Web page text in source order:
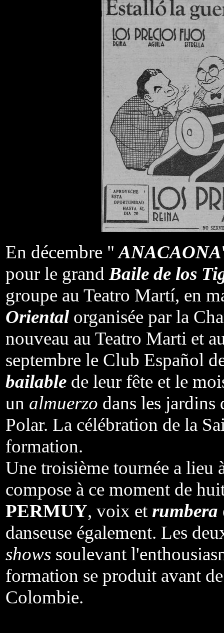
En décembre "ANACAONA
pour le grand Baile de los
groupe au Teatro Martí, en
Orientalorganisée par la
nouveau au Teatro Marti et
septembre le Club Español
bailable de leur fête et le
un almuerzo dans les jardins
Polar. La célébration de la
formation.
Une troisième tournée a lieu
compose à ce moment de
PERMUY, voix et rumbera
danseuse également. Les
shows soulevant
formation se produit avant
Colombie.